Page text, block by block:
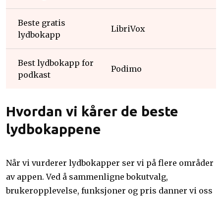
Beste gratis
lydbokapp
LibriVox
Best lydbokapp for
podkast
Podimo
Hvordan vi kårer de beste
lydbokappene
Når vi vurderer lydbokapper ser vi på flere områder
av appen. Ved å sammenligne bokutvalg,
brukeropplevelse, funksjoner og pris danner vi oss